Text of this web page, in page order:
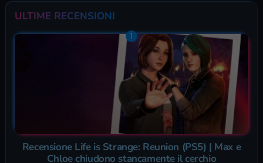
ULTIME RECENSIONI
Recensione Life is Strange: Reunion (PS5) | Max e
Chloe chiudono stancamente il cerchio